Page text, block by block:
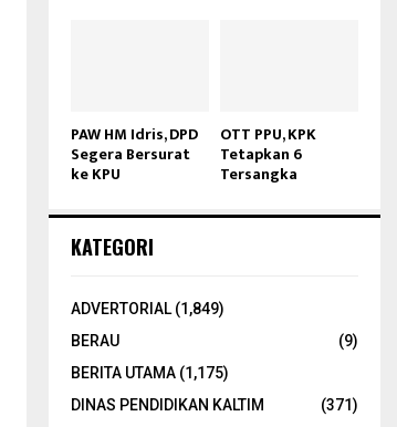
PAW HM Idris, DPD
Segera Bersurat
ke KPU
OTT PPU, KPK
Tetapkan 6
Tersangka
KATEGORI
ADVERTORIAL(1,849)
BERAU
(9)
BERITA UTAMA (1,175)
DINAS PENDIDIKAN KALTIM
(371)